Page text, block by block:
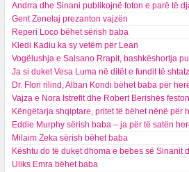
Andrra dhe Sinani publikojnë foton e parë të
Gent Zenelaj prezanton vajzën
Reperi Loco bëhet sërish baba
Kledi Kadiu ka sy vetëm për Lean
Vogëlushja e Salsano Rrapit, bashkëshortja
Ja si duket Vesa Luma në ditët e fundit të
Dr. Flori rilind, Alban Kondi bëhet baba për
Vajza e Nora Istrefit dhe Robert Berishës
Këngëtarja shqiptare, pritet të bëhet nënë për
Eddie Murphy sërish baba – ja për të satën
Milaim Zeka sërish bëhet baba
Kështu do të duket dhoma e bebes së Sinanit
Uliks Emra bëhet baba